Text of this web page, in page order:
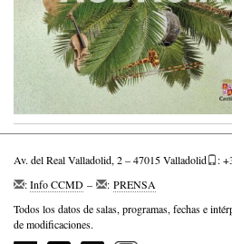
Av. del Real Valladolid, 2 – 47015 Valladolid
:
:Info CCMD – : PRENSA
Todos los datos de salas, programas, fechas e
de modificaciones.